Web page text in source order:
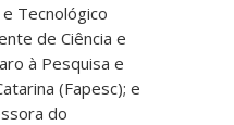
Tecnológico
de Ciência e
à Pesquisa e
(Fapesc); e
do